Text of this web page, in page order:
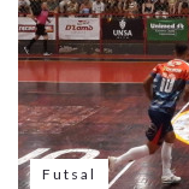
Futsal